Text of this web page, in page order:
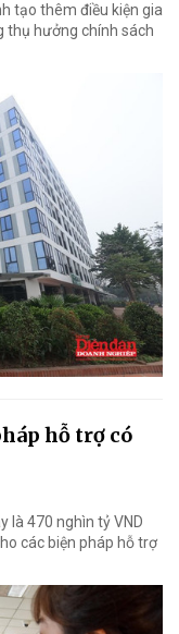
tạo thêm điều kiện gia
thụ hưởng chính sách
hỗ trợ có
là 470 nghìn tỷ VND
các biện pháp hỗ trợ